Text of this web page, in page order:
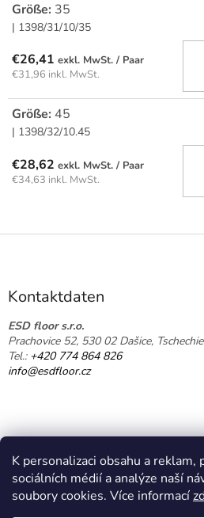
K personalizaci obsahu a reklam,
sociálních médií a analýze naší
soubory cookies. Více informací
Größe: 35
| 1398/31/10/35
€26,41
/ Paar
€31,96 inkl. MwSt.
Größe: 45
| 1398/32/10.45
€28,62
/ Paar
€34,63 inkl. MwSt.
F
Kontaktdaten
ESD floor s.r.o.
Prachovice 52, 530 02 Dašice,
Tel.: +420 774 864 826
info@esdfloor.cz